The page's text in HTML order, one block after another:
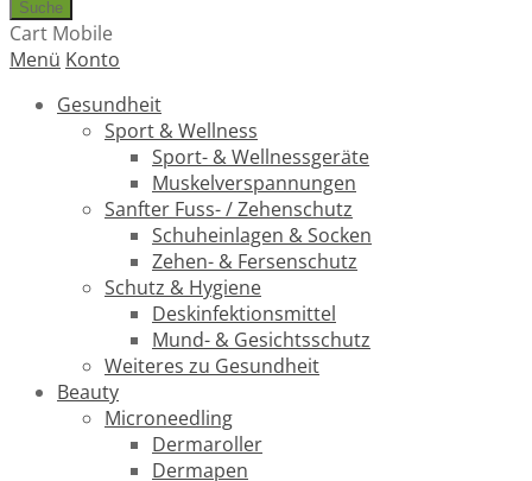
Suche
Cart Mobile
Menü Konto
Gesundheit
Sport & Wellness
Sport- & Wellnessgeräte
Muskelverspannungen
Sanfter Fuss- / Zehenschutz
Schuheinlagen & Socken
Zehen- & Fersenschutz
Schutz & Hygiene
Deskinfektionsmittel
Mund- & Gesichtsschutz
Weiteres zu Gesundheit
Beauty
Microneedling
Dermaroller
Dermapen